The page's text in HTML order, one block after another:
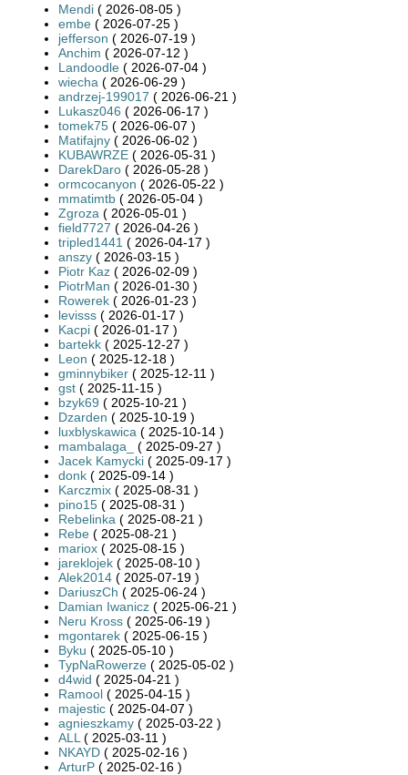
Mendi ( 2026-08-05 )
embe ( 2026-07-25 )
jefferson ( 2026-07-19 )
Anchim ( 2026-07-12 )
Landoodle ( 2026-07-04 )
wiecha ( 2026-06-29 )
andrzej-199017 ( 2026-06-21 )
Lukasz046 ( 2026-06-17 )
tomek75 ( 2026-06-07 )
Matifajny ( 2026-06-02 )
KUBAWRZE ( 2026-05-31 )
DarekDaro ( 2026-05-28 )
ormcocanyon ( 2026-05-22 )
mmatimtb ( 2026-05-04 )
Zgroza ( 2026-05-01 )
field7727 ( 2026-04-26 )
tripled1441 ( 2026-04-17 )
anszy ( 2026-03-15 )
Piotr Kaz ( 2026-02-09 )
PiotrMan ( 2026-01-30 )
Rowerek ( 2026-01-23 )
levisss ( 2026-01-17 )
Kacpi ( 2026-01-17 )
bartekk ( 2025-12-27 )
Leon ( 2025-12-18 )
gminnybiker ( 2025-12-11 )
gst ( 2025-11-15 )
bzyk69 ( 2025-10-21 )
Dzarden ( 2025-10-19 )
luxblyskawica ( 2025-10-14 )
mambalaga_
( 2025-09-27 )
Jacek Kamycki ( 2025-09-17 )
donk ( 2025-09-14 )
Karczmix ( 2025-08-31 )
pino15 ( 2025-08-31 )
Rebelinka ( 2025-08-21 )
Rebe ( 2025-08-21 )
mariox ( 2025-08-15 )
jareklojek ( 2025-08-10 )
Alek2014 ( 2025-07-19 )
DariuszCh ( 2025-06-24 )
Damian Iwanicz ( 2025-06-21 )
Neru Kross ( 2025-06-19 )
mgontarek ( 2025-06-15 )
Byku ( 2025-05-10 )
TypNaRowerze ( 2025-05-02 )
d4wid ( 2025-04-21 )
Ramool ( 2025-04-15 )
majestic ( 2025-04-07 )
agnieszkamy ( 2025-03-22 )
ALL ( 2025-03-11 )
NKAYD ( 2025-02-16 )
ArturP ( 2025-02-16 )